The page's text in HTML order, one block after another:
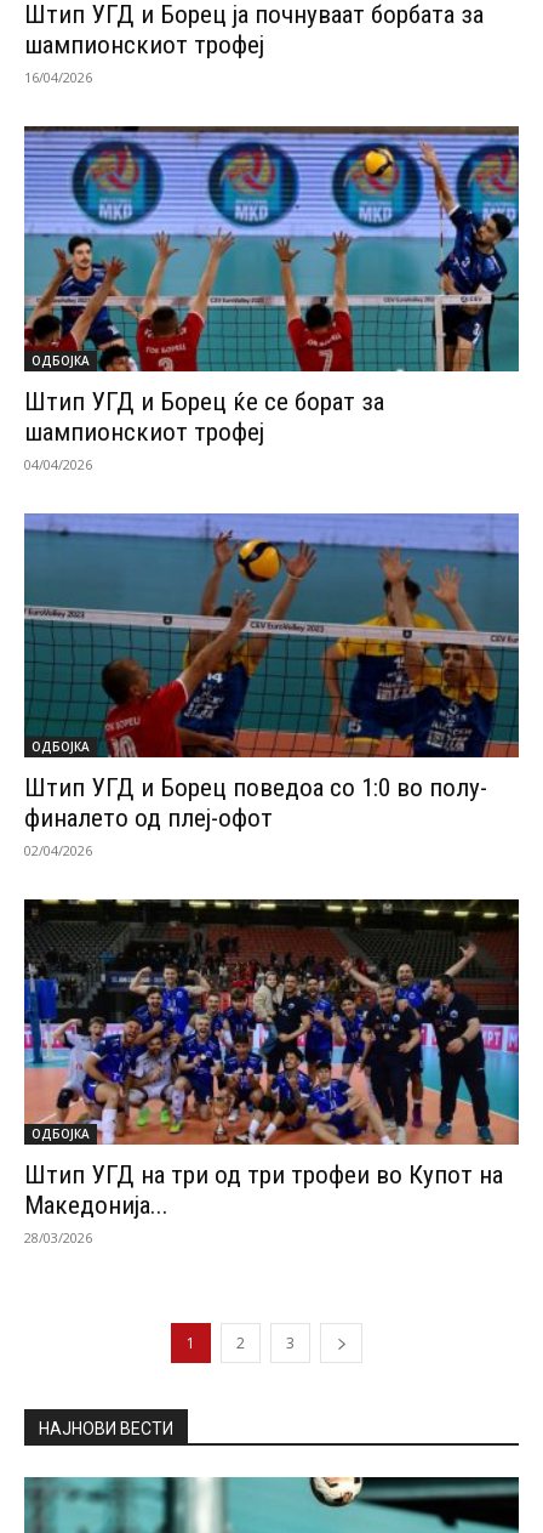
Штип УГД и Борец ја почнуваат борбата за
шампионскиот трофеј
16/04/2026
ОДБОЈКА
Штип УГД и Борец ќе се борат за
шампионскиот трофеј
04/04/2026
ОДБОЈКА
Штип УГД и Борец поведоа со 1:0 во полу-
финалето од плеј-офот
02/04/2026
ОДБОЈКА
Штип УГД на три од три трофеи во Купот на
Македонија...
28/03/2026
1 2 3
НАЈНОВИ ВЕСТИ